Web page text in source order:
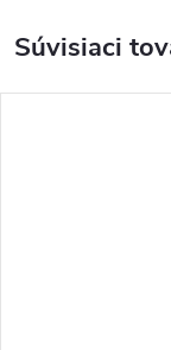
Súvisiaci